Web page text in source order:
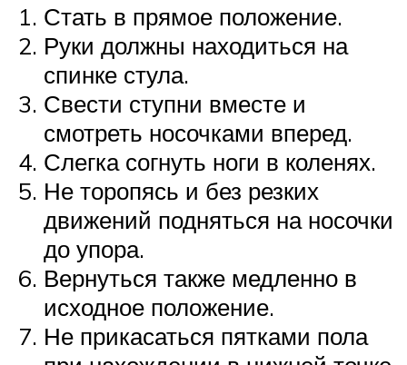
Стать в прямое положение.
Руки должны находиться на
спинке стула.
Свести ступни вместе и
смотреть носочками вперед.
Слегка согнуть ноги в коленях.
Не торопясь и без резких
движений подняться на носочки
до упора.
Вернуться также медленно в
исходное положение.
Не прикасаться пятками пола